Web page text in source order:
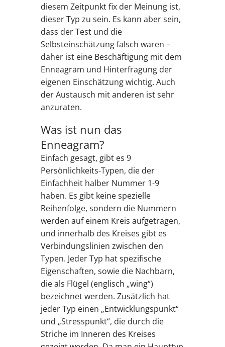
diesem Zeitpunkt fix der Meinung ist,
dieser Typ zu sein. Es kann aber sein,
dass der Test und die
Selbsteinschätzung falsch waren –
daher ist eine Beschäftigung mit dem
Enneagram und Hinterfragung der
eigenen Einschätzung wichtig. Auch
der Austausch mit anderen ist sehr
anzuraten.
Was ist nun das
Enneagram?
Einfach gesagt, gibt es 9
Persönlichkeits-Typen, die der
Einfachheit halber Nummer 1-9
haben. Es gibt keine spezielle
Reihenfolge, sondern die Nummern
werden auf einem Kreis aufgetragen,
und innerhalb des Kreises gibt es
Verbindungslinien zwischen den
Typen. Jeder Typ hat spezifische
Eigenschaften, sowie die Nachbarn,
die als Flügel (englisch „wing“)
bezeichnet werden. Zusätzlich hat
jeder Typ einen „Entwicklungspunkt“
und „Stresspunkt“, die durch die
Striche im Inneren des Kreises